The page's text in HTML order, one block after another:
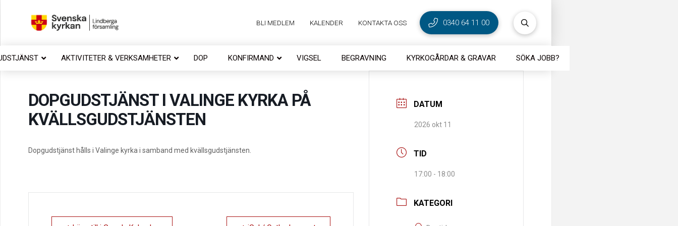
BLI MEDLEM KALENDER KONTAKTA OSS 0340 64 11 00
AKTIVITETER & VERKSAMHETER DOP KONFIRMAND VIGSEL BEGRAVNING KYRKOGÅRDAR & GRAVAR SÖKA JOBB?
DOPGUDSTJÄNST I VALINGE KYRKA PÅ
KVÄLLSGUDSTJÄNSTEN
Dopgudstjänst hålls i Valinge kyrka i samband med kvällsgudstjänsten.
DATUM
2026 okt 11
TID
17:00 - 18:00
KATEGORI